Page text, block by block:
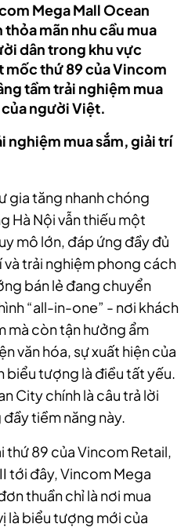
Mega Mall Ocean
thỏa mãn nhu cầu mua
dân trong khu vực
thứ 89 của Vincom
tầm trải nghiệm mua
người Việt.
nghiệm mua sắm, giải trí
gia tăng nhanh chóng
Hà Nội vẫn thiếu một
mô lớn, đáp ứng đầy đủ
và trải nghiệm phong cách
bán lẻ đang chuyển
“all-in-one” - nơi khách
mà còn tận hưởng ẩm
văn hóa, sự xuất hiện của
biểu tượng là điều tất yếu.
City chính là câu trả lời
tiềm năng này.
thứ 89 của Vincom Retail,
tới đây, Vincom Mega
thuần chỉ là nơi mua
là biểu tượng mới của